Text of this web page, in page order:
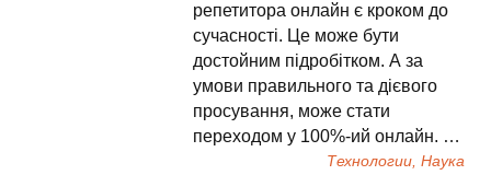
репетитора онлайн є кроком до
сучасності. Це може бути
достойним підробітком. А за
умови правильного та дієвого
просування, може стати
переходом у 100%-ий онлайн. …
Технологии, Наука